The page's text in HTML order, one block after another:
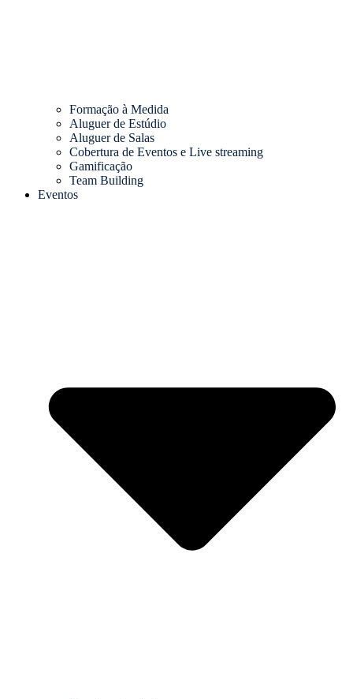
Formação à Medida
Aluguer de Estúdio
Aluguer de Salas
Cobertura de Eventos e Live streaming
Gamificação
Team Building
Eventos